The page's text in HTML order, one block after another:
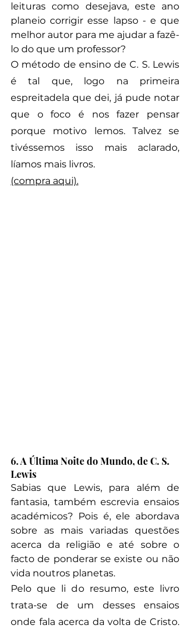
leituras como desejava, este ano
planeio corrigir esse lapso - e que
melhor autor para me ajudar a fazê-
lo do que um professor?
O método de ensino de C. S. Lewis
é tal que, logo na primeira
espreitadela que dei, já pude notar
que o foco é nos fazer pensar
porque motivo lemos. Talvez se
tivéssemos isso mais aclarado,
líamos mais livros.
(compra aqui).
6. A Última Noite do Mundo, de C. S.
Lewis
Sabias que Lewis, para além de
fantasia, também escrevia ensaios
académicos? Pois é, ele abordava
sobre as mais variadas questões
acerca da religião e até sobre o
facto de ponderar se existe ou não
vida noutros planetas.
Pelo que li do resumo, este livro
trata-se de um desses ensaios
onde fala acerca da volta de Cristo.